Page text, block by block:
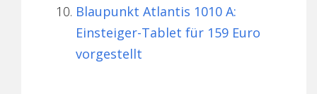
Blaupunkt Atlantis 1010 A:
Einsteiger-Tablet für 159 Euro
vorgestellt